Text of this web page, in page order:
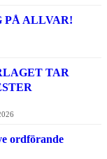
PÅ ALLVAR!
TAR
ordförande